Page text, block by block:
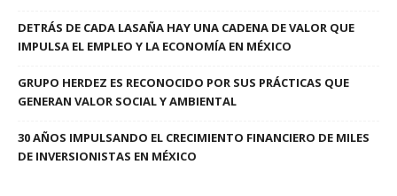
DETRÁS DE CADA LASAÑA HAY UNA CADENA DE VALOR QUE
IMPULSA EL EMPLEO Y LA ECONOMÍA EN MÉXICO
GRUPO HERDEZ ES RECONOCIDO POR SUS PRÁCTICAS QUE
GENERAN VALOR SOCIAL Y AMBIENTAL
30 AÑOS IMPULSANDO EL CRECIMIENTO FINANCIERO DE MILES
DE INVERSIONISTAS EN MÉXICO